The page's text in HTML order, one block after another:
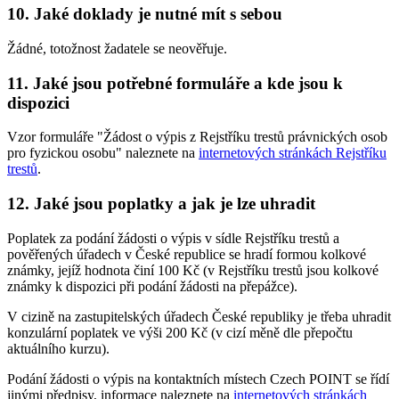
10. Jaké doklady je nutné mít s sebou
Žádné, totožnost žadatele se neověřuje.
11. Jaké jsou potřebné formuláře a kde jsou k
dispozici
Vzor formuláře "Žádost o výpis z Rejstříku trestů právnických osob
pro fyzickou osobu" naleznete na internetových stránkách Rejstříku
trestů.
12. Jaké jsou poplatky a jak je lze uhradit
Poplatek za podání žádosti o výpis v sídle Rejstříku trestů a
pověřených úřadech v České republice se hradí formou kolkové
známky, jejíž hodnota činí 100 Kč (v Rejstříku trestů jsou kolkové
známky k dispozici při podání žádosti na přepážce).
V cizině na zastupitelských úřadech České republiky je třeba uhradit
konzulární poplatek ve výši 200 Kč (v cizí měně dle přepočtu
aktuálního kurzu).
Podání žádosti o výpis na kontaktních místech Czech POINT se řídí
jinými předpisy, informace naleznete na internetových stránkách